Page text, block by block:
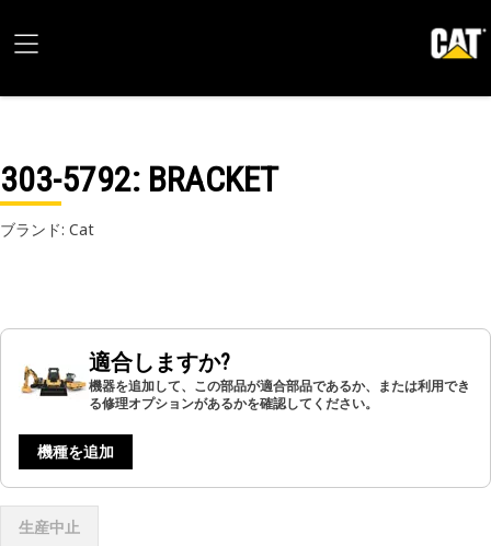
303-5792: BRACKET
ブランド: Cat
適合しますか?
機器を追加して、この部品が適合部品であるか、または利用でき
る修理オプションがあるかを確認してください。
機種を追加
生産中止